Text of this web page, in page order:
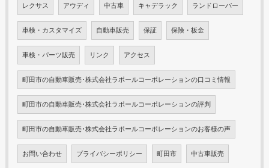
レクサス アウディ 中古車 キャデラック ランドローバー
車検・カスタマイズ 自動車販売 保証 保険・板金
車検・パーツ販売 リンク アクセス
町田市の自動車販売･株式会社ラポールコーポレーションの口コミ情報
町田市の自動車販売･株式会社ラポールコーポレーションの評判
町田市の自動車販売･株式会社ラポールコーポレーションのお客様の声
お問い合わせ プライバシーポリシー 町田市 中古車販売